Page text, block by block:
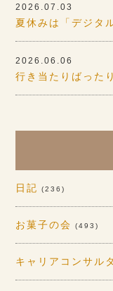
2026.07.03
夏休みは「デジタ
2026.06.06
行き当たりばった
日記 (236)
お菓子の会 (493)
キャリアコンサル